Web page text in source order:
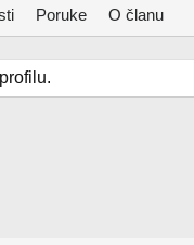
Poruke O članu